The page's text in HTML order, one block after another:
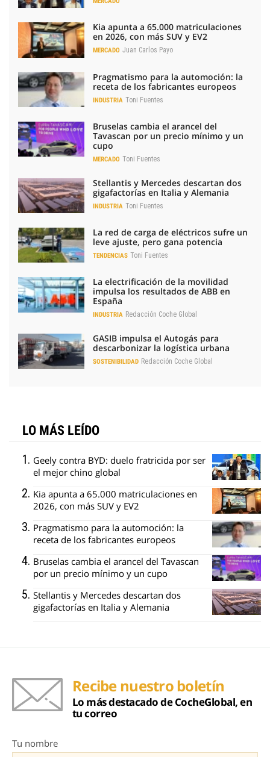
Kia apunta a 65.000 matriculaciones
en 2026, con más SUV y EV2
MERCADO Juan Carlos Payo
Pragmatismo para la automoción: la
receta de los fabricantes europeos
INDUSTRIA Toni Fuentes
Bruselas cambia el arancel del
Tavascan por un precio mínimo y un
cupo
MERCADO Toni Fuentes
Stellantis y Mercedes descartan dos
gigafactorías en Italia y Alemania
INDUSTRIA Toni Fuentes
La red de carga de eléctricos sufre un
leve ajuste, pero gana potencia
TENDENCIAS Toni Fuentes
La electrificación de la movilidad
impulsa los resultados de ABB en
España
INDUSTRIA Redacción Coche Global
GASIB impulsa el Autogás para
descarbonizar la logística urbana
SOSTENIBILIDAD Redacción Coche Global
LO MÁS LEÍDO
Geely contra BYD: duelo fratricida por ser
el mejor chino global
Kia apunta a 65.000 matriculaciones en
2026, con más SUV y EV2
Pragmatismo para la automoción: la
receta de los fabricantes europeos
Bruselas cambia el arancel del Tavascan
por un precio mínimo y un cupo
Stellantis y Mercedes descartan dos
gigafactorías en Italia y Alemania
Recibe nuestro boletín
Lo más destacado de CocheGlobal, en
tu correo
Tu nombre